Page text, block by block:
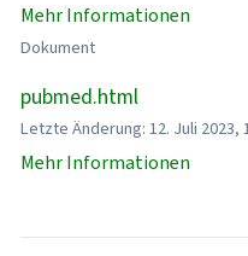
Mehr Informationen
Dokument
pubmed.html
Letzte Änderung: 12. Juli 2023,
Mehr Informationen